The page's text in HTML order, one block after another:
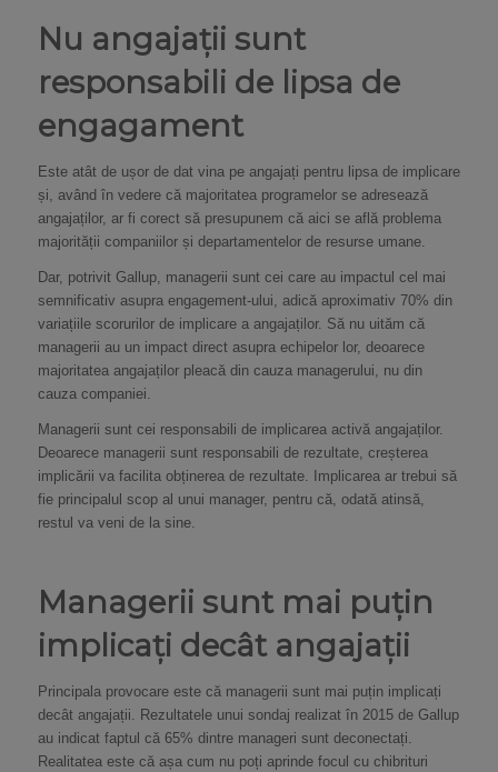
Nu angajații sunt
responsabili de lipsa de
engagament
Este atât de ușor de dat vina pe angajați pentru lipsa de implicare
și, având în vedere că majoritatea programelor se adresează
angajaților, ar fi corect să presupunem că aici se află problema
majorității companiilor și departamentelor de resurse umane.
Dar, potrivit Gallup, managerii sunt cei care au impactul cel mai
semnificativ asupra engagement-ului, adică aproximativ 70% din
variațiile scorurilor de implicare a angajaților. Să nu uităm că
managerii au un impact direct asupra echipelor lor, deoarece
majoritatea angajaților pleacă din cauza managerului, nu din
cauza companiei.
Managerii sunt cei responsabili de implicarea activă angajaților.
Deoarece managerii sunt responsabili de rezultate, creșterea
implicării va facilita obținerea de rezultate. Implicarea ar trebui să
fie principalul scop al unui manager, pentru că, odată atinsă,
restul va veni de la sine.
Managerii sunt mai puțin
implicați decât angajații
Principala provocare este că managerii sunt mai puțin implicați
decât angajații. Rezultatele unui sondaj realizat în 2015 de Gallup
au indicat faptul că 65% dintre manageri sunt deconectați.
Realitatea este că așa cum nu poți aprinde focul cu chibrituri